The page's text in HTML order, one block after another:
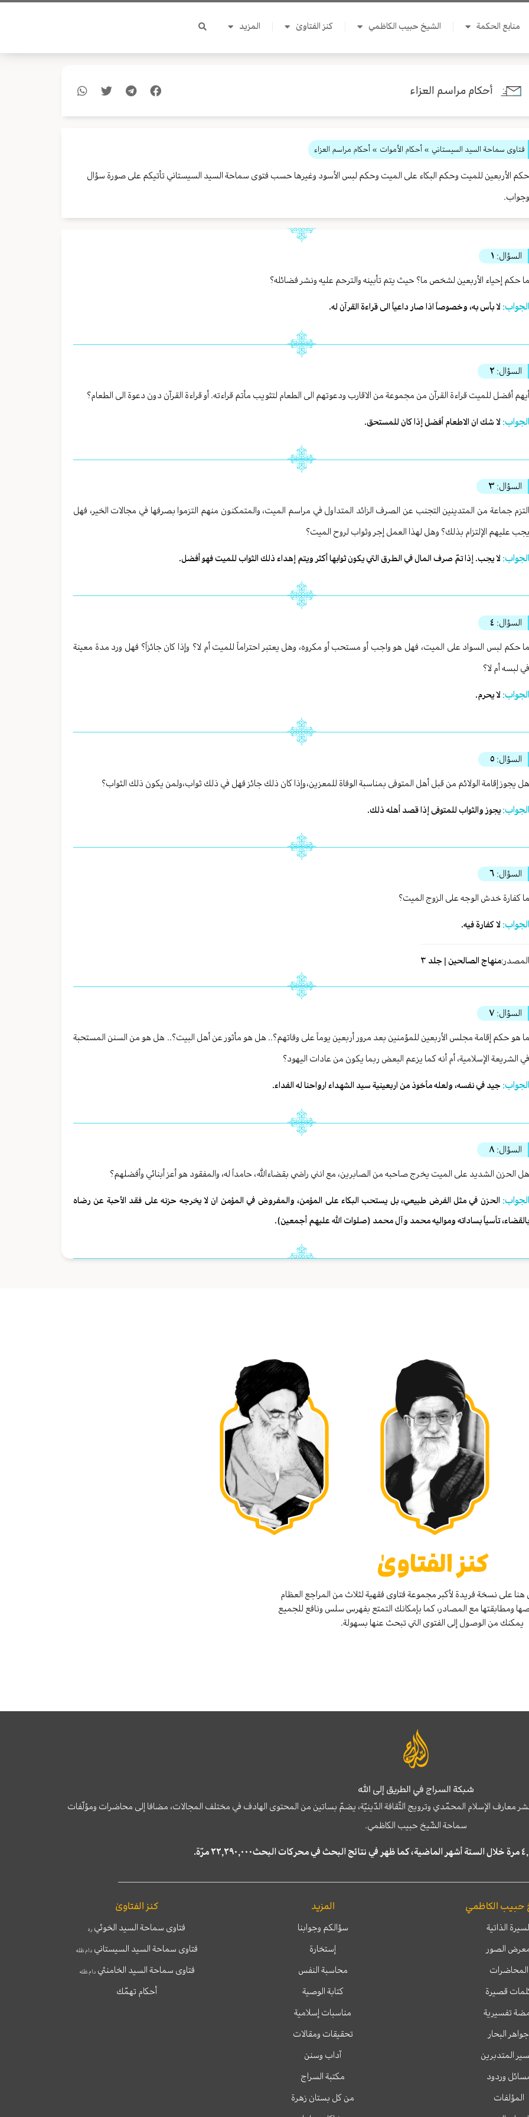
منابع الحكمة الشيخ حبيب الكاظمي كنز الفتاوىٰ المزيد
أحكام مراسم العزاء
فتاوى سماحة السيد السيستاني » أحكام الأموات » أحكام مراسم العزاء
حكم الأربعين للميت وحكم البكاء على الميت وحكم لبس الأسود وغيرها حسب فتوى سماحة السيد السيستاني تأتيكم على صورة سؤال
وجواب.
السؤال: ١
ما حكم إحياء الأربعين لشخص ما؟ حيث يتم تأبينه والترحم عليه ونشر فضائله؟‏‎
الجواب: لا بأس به، وخصوصاً اذا صار داعياً الى قراءة القرآن له.‏‎
السؤال: ٢
أيهم أفضل للميت قراءة القرآن من مجموعة من الاقارب ودعوتهم الى الطعام لتثويب مأتم قراءته. أو قراءة القرآن دون دعوة الى الطعام؟
الجواب: لا شك ان الاطعام أفضل إذا كان للمستحق.
السؤال: ٣
التزم جماعة من المتدينين التجنب عن الصرف الزائد المتداول في مراسم الميت، والمتمكنون منهم التزموا بصرفها في مجالات الخير، فهل
يجب عليهم الإلتزام بذلك؟ وهل لهذا العمل إجر وثواب لروح الميت؟
الجواب: لا يجب. إذا تمّ صرف المال في الطرق التي يكون ثوابها أكثر ويتم إهداء ذلك الثواب للميت فهو أفضل.
السؤال: ٤
ما حكم لبس السواد على الميت، فهل هو واجب أو مستحب أو مكروه، وهل يعتبر احتراماً للميت أم لا؟ وإذا كان جائزاً؟ فهل ورد مدة معينة
في لبسه أم لا؟
الجواب: لا يحرم.
السؤال: ٥
هل يجوز إقامة الولائم من قبل أهل المتوفى بمناسبة الوفاة للمعزين،وإذا كان ذلك جائز فهل في ذلك ثواب،ولمن يكون ذلك الثواب؟
الجواب: يجوز والثواب للمتوفى إذا قصد أهله ذلك.
السؤال: ٦
ما كفارة خدش الوجه على الزوج الميت؟
الجواب: لا كفارة فيه.
المصدر:منهاج الصالحين | جلد ٣
السؤال: ٧
ما هو حكم إقامة مجلس الأربعين للمؤمنين بعد مرور أربعين يوماً على وفاتهم؟.. هل هو مأثور عن أهل البيت؟.. هل هو من السنن المستحبة
في الشريعة الإسلامية، أم أنه كما يزعم البعض ربما يكون من عادات اليهود؟
الجواب: جيد في نفسه، ولعله مأخوذ من اربعينية سيد الشهداء ارواحنا له الفداء.
السؤال: ٨
هل الحزن الشديد على الميت يخرج صاحبه من الصابرين، مع انني راضي بقضاءالله، حامداً له، والمفقود هو أعز أبنائي وأفضلهم؟
الجواب: الحزن في مثل الفرض طبيعي، بل يستحب البكاء على المؤمن، والمفروض في المؤمن ان لا يخرجه حزنه على فقد الأحبة عن رضاه
بالقضاء، تأسياً بساداته ومواليه محمد وآل محمد (صلوات الله عليهم أجمعين).
كنز الفتاوىٰ
على نسخة فريدة لأكبر مجموعة فتاوى فقهية لثلاث من المراجع العظام
ومطابقتها مع المصادر، كما بإمكانك التمتع بفهرس سلس ونافع للجميع
يمكنك من الوصول إلى الفتوى التي تبحث عنها بسهولة.
شبكة السراج في الطريق إلى الله
معارف الإسلام المحمّدي وترويج الثّقافة الدّينيّة، يضمّ بساتين من المحتوى الهادف في مختلف المجالات، مضافا إلى محاضرات ومؤلّفات
سماحة الشّيخ حبيب الكاظمي.
حبيب الكاظمي
الذاتية
الصور
المحاضرات
قصيرة
تفسيرية
جواهر البحار
المتدبرين
وردود
المؤلفات
المزيد
سؤالكم وجوابنا
إستخارة
محاسبة النفس
كتابة الوصية
مناسبات إسلامية
تحقيقات ومقالات
آداب وسنن
مكتبة السراج
من كل بستان زهرة
كنز الفتاوىٰ
فتاوى سماحة السيد الخوئي ره
فتاوى سماحة السيد السيستاني دام ظله
فتاوى سماحة السيد الخامنئيدام ظله
أحكام تهمّك